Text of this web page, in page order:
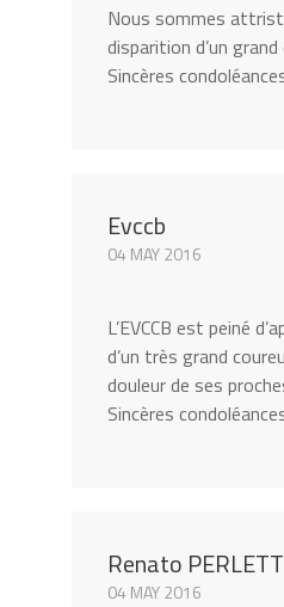
Nous sommes
disparition d’un
Sincères
Evccb
04 MAY 2016
L’EVCCB est peiné
d’un très grand
douleur de ses
Sincères
Renato
04 MAY 2016